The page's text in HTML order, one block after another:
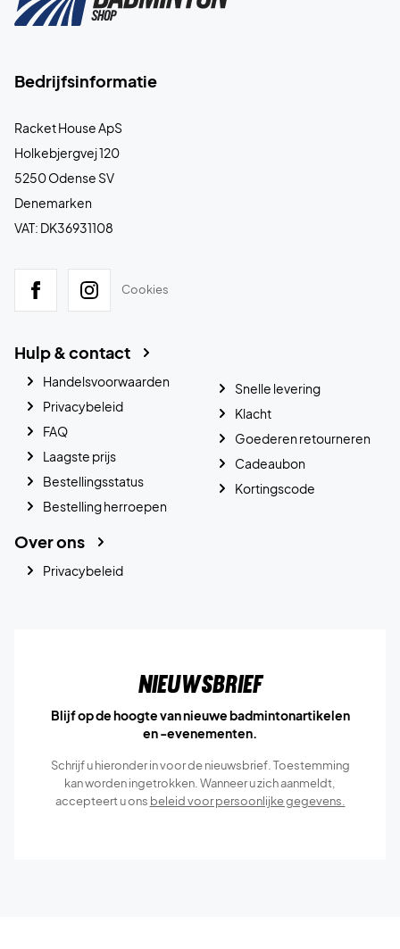
Bedrijfsinformatie
Racket House ApS
Holkebjergvej 120
5250 Odense SV
Denemarken
VAT: DK36931108
Cookies
Hulp & contact
Handelsvoorwaarden
Privacybeleid
FAQ
Laagste prijs
Bestellingsstatus
Bestelling herroepen
Snelle levering
Klacht
Goederen retourneren
Cadeaubon
Kortingscode
Over ons
Privacybeleid
Nieuwsbrief
Blijf op de hoogte van nieuwe badmintonartikelen
en -evenementen.
Schrijf u hieronder in voor de nieuwsbrief. Toestemming
kan worden ingetrokken. Wanneer u zich aanmeldt,
accepteert u ons beleid voor persoonlijke gegevens.